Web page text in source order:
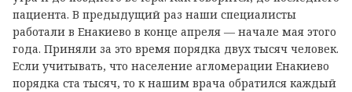
пациента. В предыдущий раз наши специалисты
работали в Енакиево в конце апреля — начале мая этого
года. Приняли за это время порядка двух тысяч человек.
Если учитывать, что население агломерации Енакиево
порядка ста тысяч, то к нашим врача обратился каждый